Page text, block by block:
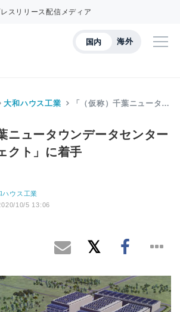
スリリース配信メディア
国内 海外
大和ハウス工業 「（仮称）千葉ニュータ…
ニュータウンデータセンター
クト」に着手
ハウス工業
10/5 13:06